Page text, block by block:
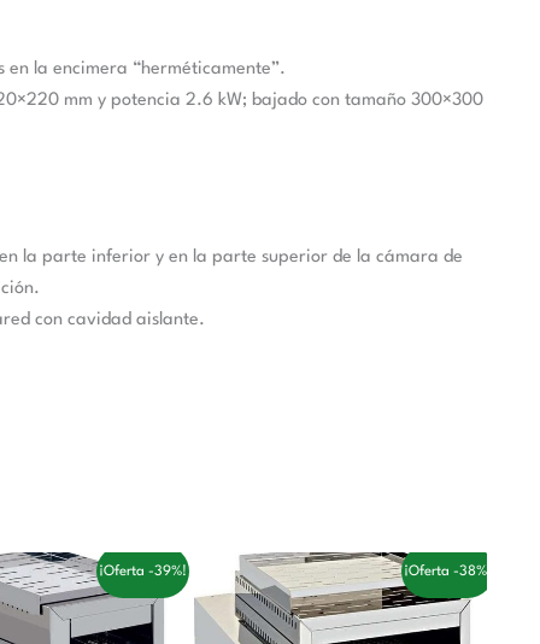
la encimera “herméticamente”.
mm y potencia 2.6 kW; bajado con tamaño 300×300
la parte inferior y en la parte superior de la cámara de
con cavidad aislante.
¡Oferta -39%!
El
precio
actual
es:
¡Oferta -38%!
El
precio
original
era:
El
precio
actual
es: